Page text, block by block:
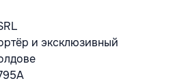
и эксклюзивный